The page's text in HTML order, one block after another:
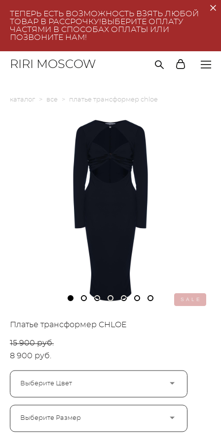
ТЕПЕРЬ ЕСТЬ ВОЗМОЖНОСТЬ ВЗЯТЬ ЛЮБОЙ
ТОВАР В РАССРОЧКУ!ВЫБЕРИТЕ ОПЛАТУ
ЧАСТЯМИ В СПОСОБАХ ОПЛАТЫ ИЛИ
ПОЗВОНИТЕ НАМ!
RIRI MOSCOW
каталог > все > платье трансформер chloe
SALE
Платье трансформер CHLOE
15 900 pуб.
8 900 pуб.
Выберите Цвет
Выберите Размер